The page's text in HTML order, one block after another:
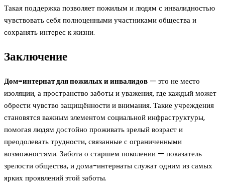
Такая поддержка позволяет пожилым и людям с инвалидностью
чувствовать себя полноценными участниками общества и
сохранять интерес к жизни.
Заключение
Дом-интернат для пожилых и инвалидов — это не место
изоляции, а пространство заботы и уважения, где каждый может
обрести чувство защищённости и внимания. Такие учреждения
становятся важным элементом социальной инфраструктуры,
помогая людям достойно проживать зрелый возраст и
преодолевать трудности, связанные с ограниченными
возможностями. Забота о старшем поколении — показатель
зрелости общества, и дома-интернаты служат одним из самых
ярких проявлений этой заботы.